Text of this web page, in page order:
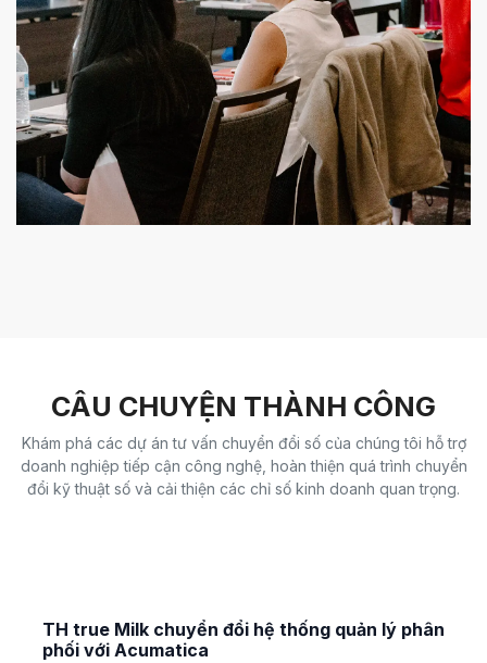
​CÂU CHUYỆN THÀNH CÔNG​
Khám phá các dự án tư vấn chuyển đổi số của chúng tôi hỗ trợ
doanh nghiệp tiếp cận công nghệ, hoàn thiện quá trình chuyển
đổi kỹ thuật số và cải thiện các chỉ số kinh doanh quan trọng.
TH true Milk chuyển đổi hệ thống quản lý phân
phối với Acumatica